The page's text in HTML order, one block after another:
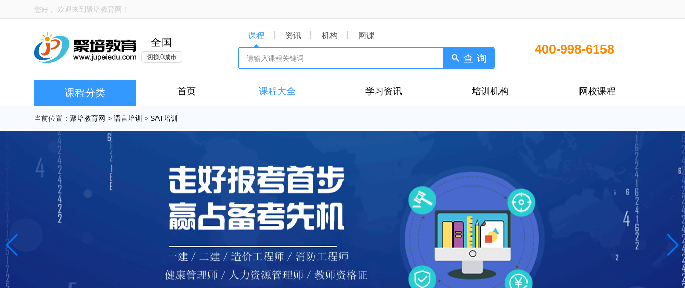
您好， 欢迎来到 聚培教育网 ！
全国
切换0城市
课程 资讯 机构 网课
查 询
400-998-6158
课程分类 首页 课程大全 学习资讯 培训机构 网校课程
当前位置： 聚培教育网 > 语言培训 > SAT培训